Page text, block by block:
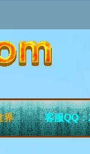
界 客服QQ